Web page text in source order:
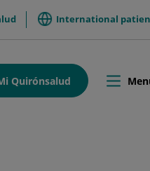
International
Quirónsalud Este
enlace
se
Toggle